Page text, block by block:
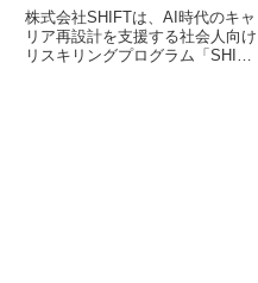
「SHIFT TERAS
CAMPUS テラキャンAI」
提供開始
株式会社SHIFTは、AI時代のキャ
リア再設計を支援する社会人向け
リスキリングプログラム「SHIFT